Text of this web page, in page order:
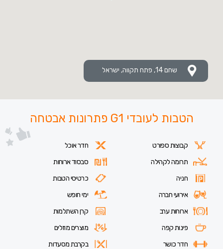
שחם 14, פתח תקווה, ישראל
הטבות לעובדי G1 פתרונות אבטחה
קבוצות ספורט
חדר אוכל
תרומה לקהילה
סבסוד ארוחות
חניה
כרטיסי הטבות
אירועי חברה
ימי חופש
ארוחות ערב
קרן השתלמות
פינות קפה
מוצרים מוזלים
חדר כושר
בקרבת מסעדות